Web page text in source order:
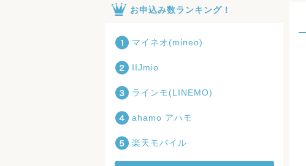
お申込み数ランキング！
マイネオ(mineo)
IIJmio
ラインモ(LINEMO)
ahamo アハモ
楽天モバイル